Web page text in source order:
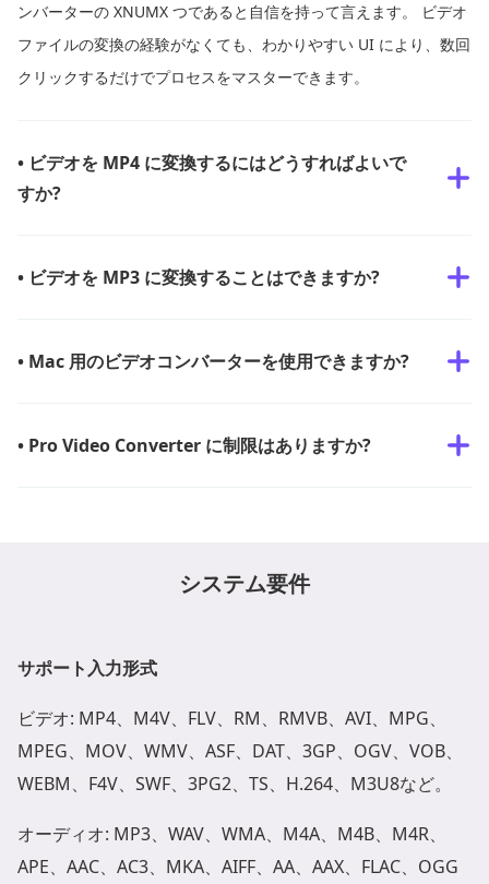
ンバーターの XNUMX つであると自信を持って言えます。 ビデオ
ファイルの変換の経験がなくても、わかりやすい UI により、数回
クリックするだけでプロセスをマスターできます。
• ビデオを MP4 に変換するにはどうすればよいで
すか?
• ビデオを MP3 に変換することはできますか?
• Mac 用のビデオコンバーターを使用できますか?
• Pro Video Converter に制限はありますか?
システム要件
サポート入力形式
ビデオ: MP4、M4V、FLV、RM、RMVB、AVI、MPG、
MPEG、MOV、WMV、ASF、DAT、3GP、OGV、VOB、
WEBM、F4V、SWF、3PG2、TS、H.264、M3U8など。
オーディオ: MP3、WAV、WMA、M4A、M4B、M4R、
APE、AAC、AC3、MKA、AIFF、AA、AAX、FLAC、OGG